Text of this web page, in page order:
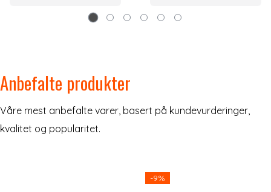
Anbefalte produkter
Våre mest anbefalte varer, basert på kundevurderinger,
kvalitet og popularitet.
-9%